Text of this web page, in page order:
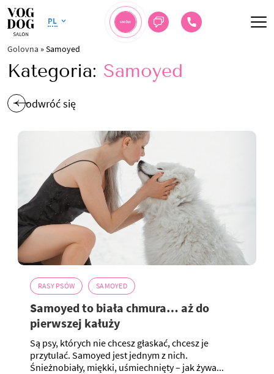
PL UMÓW
Golovna »Samoyed
Kategoria: Samoyed
odwróć się
RASY PSÓW SAMOYED
Samoyed to biała chmura… aż do
pierwszej kałuży
Są psy, których nie chcesz głaskać, chcesz je
przytulać. Samoyed jest jednym z nich.
Śnieżnobiały, miękki, uśmiechnięty – jak żywa...